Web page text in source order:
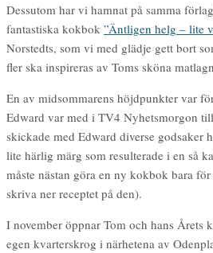
Dessutom har vi hamnat på samma
fantastiska kokbok ”Äntligen helg – lite
Norstedts, som vi med glädje gett bort
fler ska inspireras av Toms sköna
En av midsommarens höjdpunkter var
Edward var med i TV4 Nyhetsmorgon
skickade med Edward diverse godsaker
lite härlig märg som resulterade i en så
måste nästan göra en ny kokbok bara
skriva ner receptet på den).
I november öppnar Tom och hans Årets
egen kvarterskrog i närhetena av